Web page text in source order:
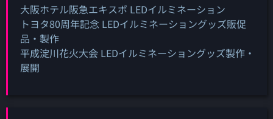
大阪ホテル阪急エキスポ LEDイルミネーション
トヨタ80周年記念 LEDイルミネーショングッズ販促
品・製作
平成淀川花火大会 LEDイルミネーショングッズ製作・
展開